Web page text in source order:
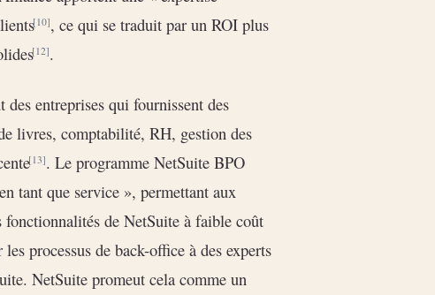
[10], ce qui se traduit par un ROI plus
[12].
des entreprises qui fournissent des
livres, comptabilité, RH, gestion des
[13]. Le programme NetSuite BPO
tant que service », permettant aux
fonctionnalités de NetSuite à faible coût
processus de back-office à des experts
NetSuite promeut cela comme un